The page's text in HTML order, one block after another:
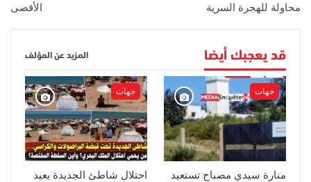
محاولة للهجرة السرية
الأقصى
قد يعجبك أيضا المزيد عن المؤلف
جهات
منارة سيدي مصباح تستعيد
جهات
احتلال شاطئ الجديدة يعيد